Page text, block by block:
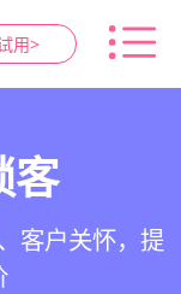
用>
统
员、财务、营
客
客户关怀，提
理
房间/床位状态
率
踪
果对比，数据